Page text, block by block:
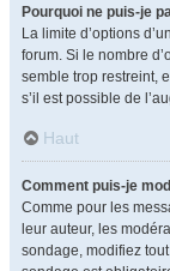
Pourquoi ne puis-je
La limite d’options
forum. Si le nombre
semble trop restreint,
s’il est possible de
Haut
Comment puis-je
Comme pour les
leur auteur, les
sondage, modifiez